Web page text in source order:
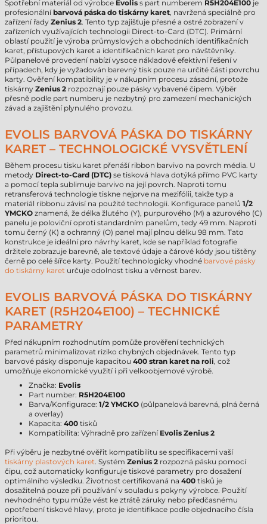
Spotřební materiál od výrobce Evolis s part numberem R5H204E100 je
profesionálníbarvová páska do tiskárny karet, navržená speciálně pro
zařízení řady Zenius 2. Tento typ zajišťuje přesné a ostré zobrazení v
zařízeních využívajících technologii Direct-to-Card (DTC). Primární
oblastí použití je výroba průmyslových a obchodních identifikačních
karet, přístupových karet a identifikačních karet pro návštěvníky.
Půlpanelové provedení nabízí vysoce nákladově efektivní řešení v
případech, kdy je vyžadován barevný tisk pouze na určité části povrchu
karty. Ověření kompatibility je v nákupním procesu zásadní, protože
tiskárny Zenius 2 rozpoznají pouze pásky vybavené čipem. Výběr
přesně podle part numberu je nezbytný pro zamezení mechanických
závad a zajištění plynulého provozu.
EVOLIS BARVOVÁ PÁSKA DO TISKÁRNY
KARET – TECHNOLOGICKÉ VYSVĚTLENÍ
Během procesu tisku karet přenáší ribbon barvivo na povrch média. U
metody Direct-to-Card (DTC) se tisková hlava dotýká přímo PVC karty
a pomocí tepla sublimuje barvivo na její povrch. Naproti tomu
retransferová technologie tiskne nejprve na mezifólii, takže typ a
materiál ribbonu závisí na použité technologii. Konfigurace panelů 1/2
YMCKO znamená, že délka žlutého (Y), purpurového (M) a azurového (C)
panelu je poloviční oproti standardním panelům, tedy 49 mm. Naproti
tomu černý (K) a ochranný (O) panel mají plnou délku 98 mm. Tato
konstrukce je ideální pro návrhy karet, kde se například fotografie
držitele zobrazuje barevně, ale textové údaje a čárové kódy jsou tištěny
černě po celé šířce karty. Použití technologicky vhodné barvové pásky
do tiskárny karet určuje odolnost tisku a věrnost barev.
EVOLIS BARVOVÁ PÁSKA DO TISKÁRNY
KARET (R5H204E100) – TECHNICKÉ
PARAMETRY
Před nákupním rozhodnutím pomůže prověření technických
parametrů minimalizovat riziko chybných objednávek. Tento typ
barvové pásky disponuje kapacitou 400 stran karet na roli, což
umožňuje ekonomické využití i při velkoobjemové výrobě.
Značka: Evolis
Part number: R5H204E100
Barva/Konfigurace: 1/2 YMCKO (půlpanelová barevná, plná černá
a overlay)
Kapacita: 400 tisků
Kompatibilita: Výhradně pro zařízení Evolis Zenius 2
Při výběru je nezbytné ověřit kompatibilitu se specifikacemi vaší
tiskárny plastových karet. Systém Zenius 2 rozpozná pásku pomocí
čipu, což automaticky konfiguruje tiskové parametry pro dosažení
optimálního výsledku. Životnost certifikovaná na 400 tisků je
dosažitelná pouze při používání v souladu s pokyny výrobce. Použití
nevhodného typu může vést ke ztrátě záruky nebo předčasnému
opotřebení tiskové hlavy, proto je identifikace podle objednacího čísla
prioritou.